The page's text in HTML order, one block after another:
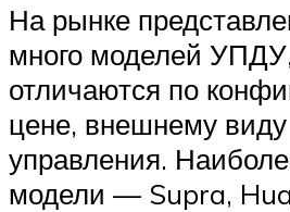
На рынке
много моделей
отличаются по
цене, внешнему
управления.
модели — Supra,